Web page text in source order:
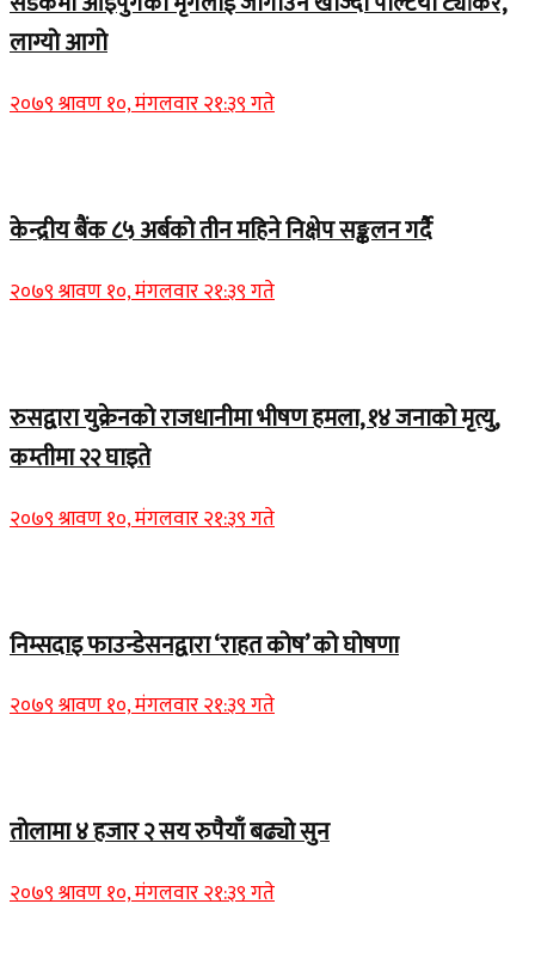
लाग्यो आगो
२०७९ श्रावण १०, मंगलवार २१:३९ गते
केन्द्रीय बैंक ८५ अर्बको तीन महिने निक्षेप सङ्कलन गर्दै
२०७९ श्रावण १०, मंगलवार २१:३९ गते
रुसद्वारा युक्रेनको राजधानीमा भीषण हमला, १४ जनाको मृत्यु,
कम्तीमा २२ घाइते
२०७९ श्रावण १०, मंगलवार २१:३९ गते
निम्सदाइ फाउन्डेसनद्वारा ‘राहत कोष’ को घोषणा
२०७९ श्रावण १०, मंगलवार २१:३९ गते
तोलामा ४ हजार २ सय रुपैयाँ बढ्यो सुन
२०७९ श्रावण १०, मंगलवार २१:३९ गते